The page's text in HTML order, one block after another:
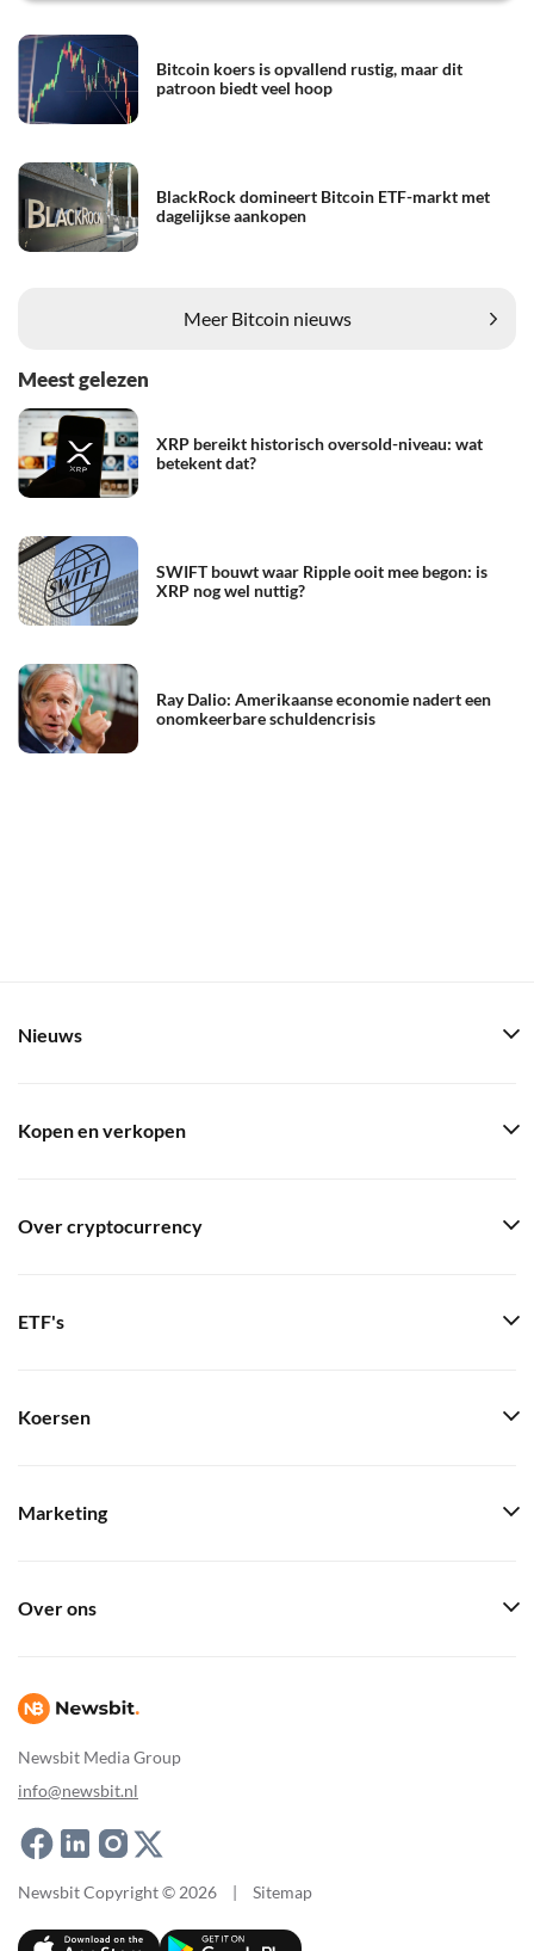
Bitcoin koers is opvallend rustig, maar dit
patroon biedt veel hoop
BlackRock domineert Bitcoin ETF-markt met
dagelijkse aankopen
Meer Bitcoin nieuws
Meest gelezen
XRP bereikt historisch oversold-niveau: wat
betekent dat?
SWIFT bouwt waar Ripple ooit mee begon: is
XRP nog wel nuttig?
Ray Dalio: Amerikaanse economie nadert een
onomkeerbare schuldencrisis
Newsbit Media Group
info@newsbit.nl
Nieuws
Kopen en verkopen
Over cryptocurrency
ETF's
Koersen
Marketing
Over ons
Newsbit Copyright © 2026 | Sitemap